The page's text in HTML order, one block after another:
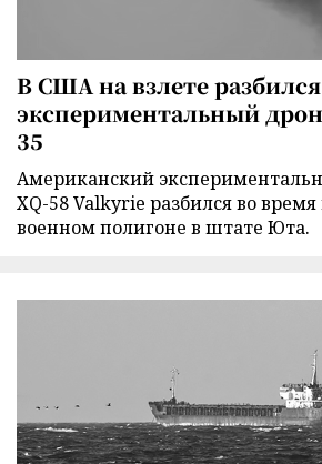
В США на взлете разбился
экспериментальный
35
Американский
XQ-58 Valkyrie разбился во время
военном полигоне в штате Юта.